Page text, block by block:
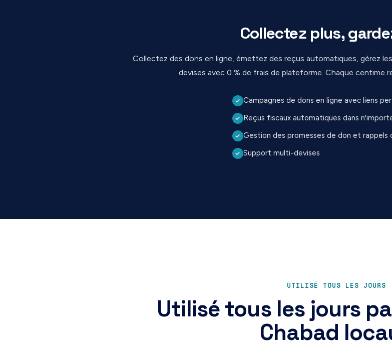
Collectez plus,
Collectez des dons en ligne, émettez des reçus automatiques, gérez
devises avec 0 % de frais de plateforme. Chaque centime
✓ Campagnes de dons en ligne avec liens
✓ Reçus fiscaux automatiques dans
✓ Gestion des promesses de don et rappels
✓ Support multi-devises
UTILISÉ TOUS LES JOURS
Utilisé tous les jours
Chabad